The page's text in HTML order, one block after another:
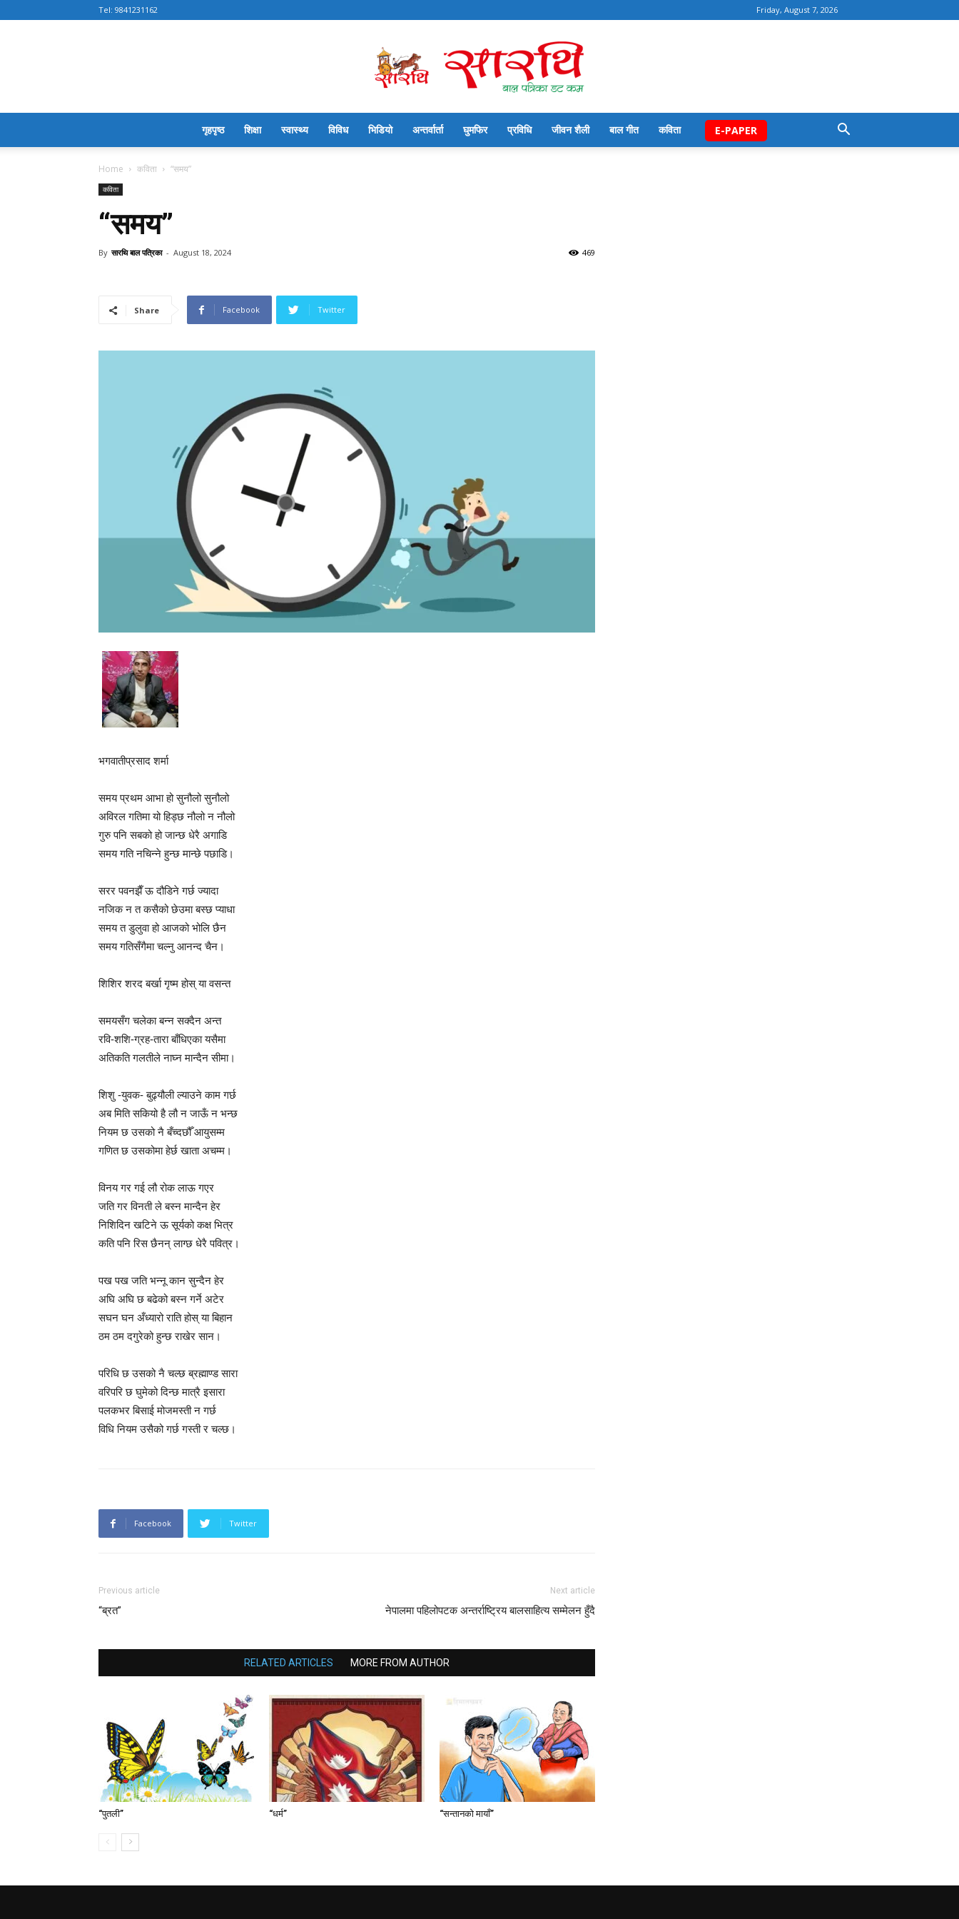
Friday, August 7, 2026
Tel: 9841231162
गृहपृष्ठ शिक्षा स्वास्थ्य विविध भिडियो अन्तर्वार्ता घुमफिर प्रविधि जीवन शैली बाल गीत कविता E-PAPER
Home कविता “समय”
कविता
“समय”
By सारथि बाल पत्रिका - August 18, 2024 469
Share Facebook Twitter
भगवातीप्रसाद शर्मा
समय प्रथम आभा हो सुनौलो सुनौलो
अविरल गतिमा यो हिड्छ नौलो न नौलो
गुरु पनि सबको हो जान्छ धेरै अगाडि
समय गति नचिन्ने हुन्छ मान्छे पछाडि।
सरर पवनझैँ ऊ दौडिने गर्छ ज्यादा
नजिक न त कसैको छेउमा बस्छ प्याधा
समय त डुलुवा हो आजको भोलि छैन
समय गतिसँगैमा चल्नु आनन्द चैन।
शिशिर शरद बर्खा गृष्म होस् या वसन्त
समयसँग चलेका बन्न सक्दैन अन्त
रवि-शशि-ग्रह-तारा बाँधिएका यसैमा
अतिकति गलतीले नाघ्न मान्दैन सीमा।
शिशु -युवक- बुढ्यौली ल्याउने काम गर्छ
अब मिति सकियो है लौ न जाऊँ न भन्छ
नियम छ उसको नै बँच्दछौँ आयुसम्म
गणित छ उसकोमा हेर्छ खाता अचम्म।
विनय गर गई लौ रोक लाऊ गएर
जति गर विनती ले बस्न मान्दैन हेर
निशिदिन खटिने ऊ सूर्यको कक्ष भित्र
कति पनि रिस छैनन् लाग्छ धेरै पवित्र।
पख पख जति भन्नू कान सुन्दैन हेर
अघि अघि छ बढेको बस्न गर्ने अटेर
सघन घन अँध्यारो राति होस् या बिहान
ठम ठम दगुरेको हुन्छ राखेर सान।
परिधि छ उसको नै चल्छ ब्रह्माण्ड सारा
वरिपरि छ घुमेको दिन्छ मात्रै इसारा
पलकभर बिसाई मोजमस्ती न गर्छ
विधि नियम उसैको गर्छ गस्ती र चल्छ।
Facebook Twitter
Previous article
“ब्रत”
Next article
नेपालमा पहिलोपटक अन्तर्राष्ट्रिय बालसाहित्य सम्मेलन हुँदै
RELATED ARTICLES MORE FROM AUTHOR
“पुतली” “धर्म” “सन्तानको मायाँ”